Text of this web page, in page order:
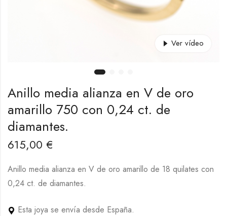
Ver vídeo
Anillo media alianza en V de oro
amarillo 750 con 0,24 ct. de
diamantes.
615,00 €
Anillo media alianza en V de oro amarillo de 18 quilates con
0,24 ct. de diamantes.
Esta joya se envía desde España.